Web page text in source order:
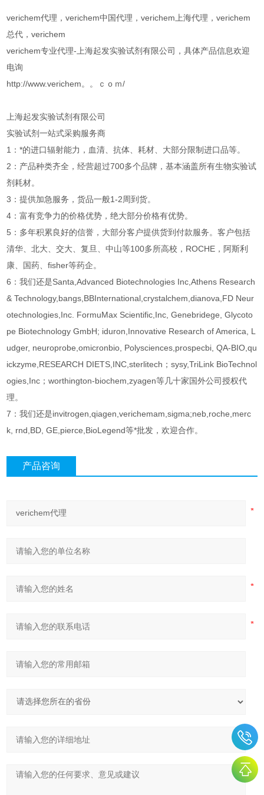
verichem代理，verichem中国代理，verichem上海代理，verichem
总代，verichem
verichem专业代理-上海起发实验试剂有限公司，具体产品信息欢迎
电询
http://www.verichem。。ｃｏｍ/
上海起发实验试剂有限公司
实验试剂一站式采购服务商
1：*的进口辐射能力，血清、抗体、耗材、大部分限制进口品等。
2：产品种类齐全，经营超过700多个品牌，基本涵盖所有生物实验试
剂耗材。
3：提供加急服务，货品一般1-2周到货。
4：富有竞争力的价格优势，绝大部分价格有优势。
5：多年积累良好的信誉，大部分客户提供货到付款服务。客户包括
清华、北大、交大、复旦、中山等100多所高校，ROCHE，阿斯利
康、国药、fisher等药企。
6：我们还是Santa,Advanced Biotechnologies Inc,Athens Research
& Technology,bangs,BBInternational,crystalchem,dianova,FD Neur
otechnologies,Inc. FormuMax Scientific,Inc, Genebridege, Glycoto
pe Biotechnology GmbH; iduron,Innovative Research of America, L
udger, neuroprobe,omicronbio, Polysciences,prospecbi, QA-BIO,qu
ickzyme,RESEARCH DIETS,INC,sterlitech；sysy,TriLink BioTechnol
ogies,Inc；worthington-biochem,zyagen等几十家国外公司授权代
理。
7：我们还是invitrogen,qiagen,verichemam,sigma;neb,roche,merc
k, rnd,BD, GE,pierce,BioLegend等*批发，欢迎合作。
产品咨询